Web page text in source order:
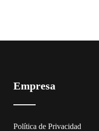
Empresa
Política de Privacidad